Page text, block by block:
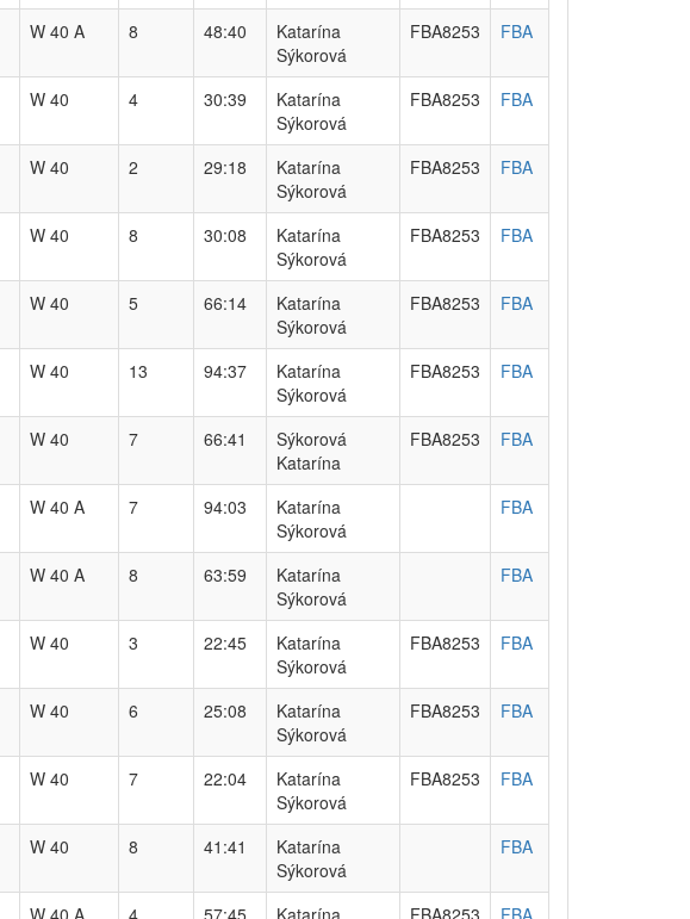
W 40 A 8 48:40
Katarína
Sýkorová
FBA8253 FBA
W 40 4 30:39
Katarína
Sýkorová
FBA8253 FBA
W 40 2 29:18
Katarína
Sýkorová
FBA8253 FBA
W 40 8 30:08
Katarína
Sýkorová
FBA8253 FBA
W 40 5 66:14
Katarína
Sýkorová
FBA8253 FBA
W 40 13 94:37
Katarína
Sýkorová
FBA8253 FBA
W 40 7 66:41
Sýkorová
Katarína
FBA8253 FBA
W 40 A 7 94:03
Katarína
Sýkorová
FBA
W 40 A 8 63:59
Katarína
Sýkorová
FBA
W 40 3 22:45
Katarína
Sýkorová
FBA8253 FBA
W 40 6 25:08
Katarína
Sýkorová
FBA8253 FBA
W 40 7 22:04
Katarína
Sýkorová
FBA8253 FBA
W 40 8 41:41
Katarína
Sýkorová
FBA
W 40 A 4 57:45 Katarína FBA8253 FBA